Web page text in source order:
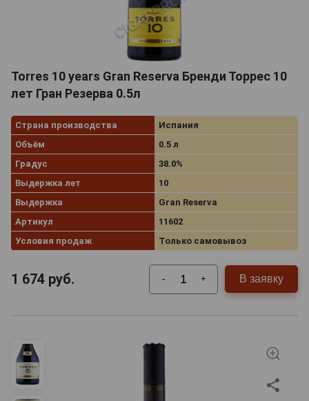
Torres 10 years Gran Reserva Бренди Торрес 10
лет Гран Резерва 0.5л
Страна производства
Испания
Объём
0.5 л
Градус
38.0%
Выдержка лет
10
Выдержка
Gran Reserva
Артикул
11602
Условия продаж
Только самовывоз
1 674 руб. - + В заявку